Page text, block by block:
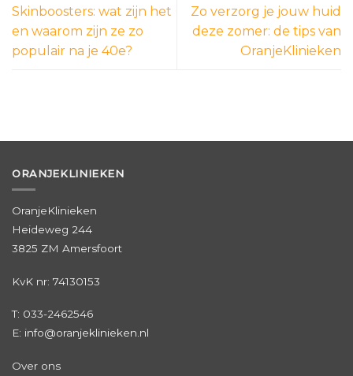
Skinboosters: wat zijn het
en waarom zijn ze zo
populair na je 40e?
Zo verzorg je jouw huid
deze zomer: de tips van
OranjeKlinieken
ORANJEKLINIEKEN
OranjeKlinieken
Heideweg 244
3825 ZM Amersfoort
KvK nr: 74130153
T: 033-2462546
E: info@oranjeklinieken.nl
Over ons